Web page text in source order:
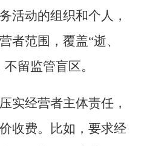
活动的组织和个人，
者范围，覆盖“逝、
留监管盲区。
实经营者主体责任，
收费。比如，要求经